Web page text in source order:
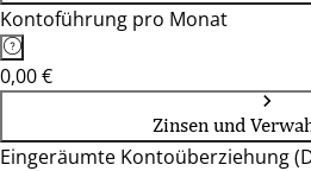
Kontoführung pro Monat
0,00 €
Zinsen und
Eingeräumte Kontoüberziehung